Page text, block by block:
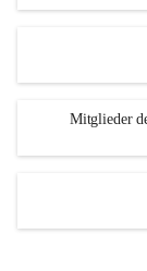
Mitglieder